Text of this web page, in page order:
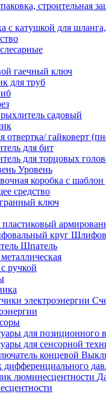
строительная
с катушкой для
гаечный ключ
для труб
садовый
отвертка/ гайковерт
для бит
для торцовых
Уровень
коробка с шаблон
средство
ключ
Шпатель
ручкой
для позиционного
для сенсорной
дифференциального